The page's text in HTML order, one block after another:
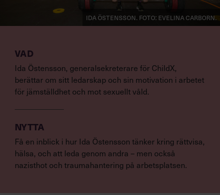
VAD
Ida Östensson, generalsekreterare för ChildX,
berättar om sitt ledarskap och sin motivation i arbetet
för jämställdhet och mot sexuellt våld.
NYTTA
Få en inblick i hur Ida Östensson tänker kring rättvisa,
hälsa, och att leda genom andra – men också
nazisthot och traumahantering på arbetsplatsen.
Ida Östensson. Foto: Evelina Carborn.